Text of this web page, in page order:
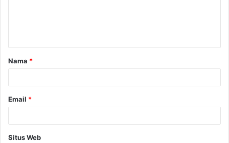
a
r
Nama *
Email *
Situs Web